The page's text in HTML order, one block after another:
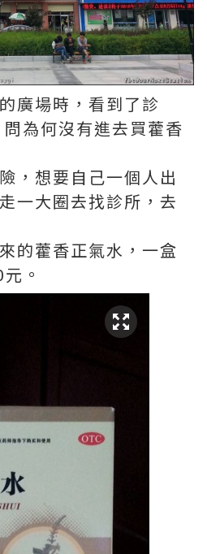
廣場時，看到了診
為何沒有進去買藿香
，想要自己一個人出
一大圈去找診所，去
的藿香正氣水，一盒
。